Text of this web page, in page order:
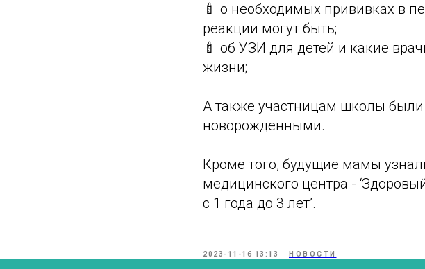
🍼 о необходимых прививках в
реакции могут быть;
🍼 об УЗИ для детей и какие
жизни;
А также участницам школы
новорожденными.
Кроме того, будущие мамы
медицинского центра -
с 1 года до 3 лет’.
2023-11-16 13:13 НОВОСТИ